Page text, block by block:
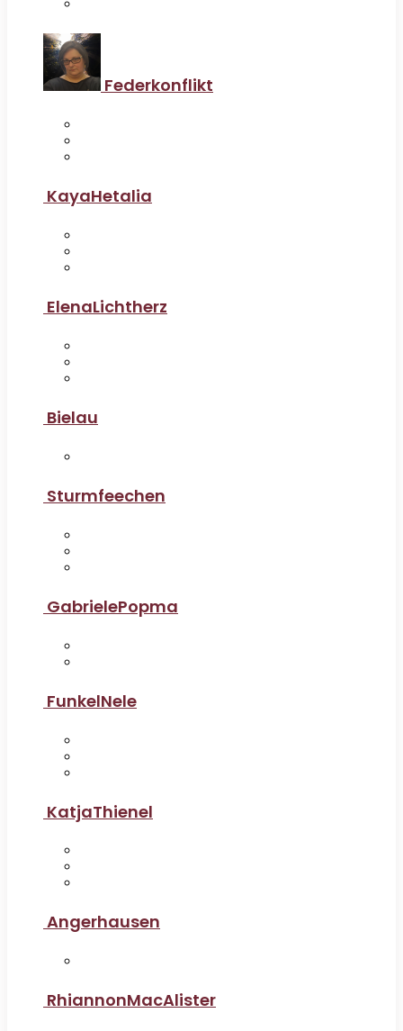
Federkonflikt
KayaHetalia
ElenaLichtherz
Bielau
Sturmfeechen
GabrielePopma
FunkelNele
KatjaThienel
Angerhausen
RhiannonMacAlister